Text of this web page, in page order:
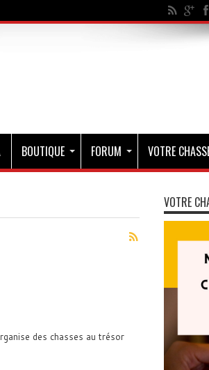
BOUTIQUE FORUM VOTRE
des chasses au trésor
VOTRE